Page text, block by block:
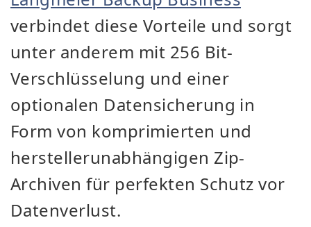
verbindet diese Vorteile und sorgt
unter anderem mit 256 Bit-
Verschlüsselung und einer
optionalen Datensicherung in
Form von komprimierten und
herstellerunabhängigen Zip-
Archiven für perfekten Schutz vor
Datenverlust.